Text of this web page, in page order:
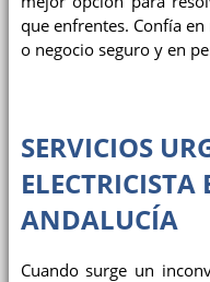
que enfrentes. Confía
o negocio seguro y en
SERVICIOS
ELECTRICISTA
ANDALUCÍA
Cuando surge un